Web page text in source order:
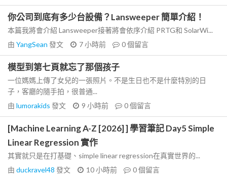
你公司到底有多少台設備？Lansweeper 簡單介紹！
本篇我將會介紹 Lansweeper接著將會依序介紹 PRTG和 SolarWi...
由 YangSean 發文 7 小時前 0個留言
模型到第七頁就忘了那個孩子
一位媽媽上傳了女兒的一張照片。不是生日也不是什麼特別的日
子，客廳的隨手拍，很普通...
由 lumorakids 發文 9 小時前 0個留言
[Machine Learning A-Z [2026] ] 學習筆記 Day5 Simple
Linear Regression 實作
其實就只是在打基礎、simple linear regression在真實世界的...
由 duckravel48 發文 10 小時前 0個留言